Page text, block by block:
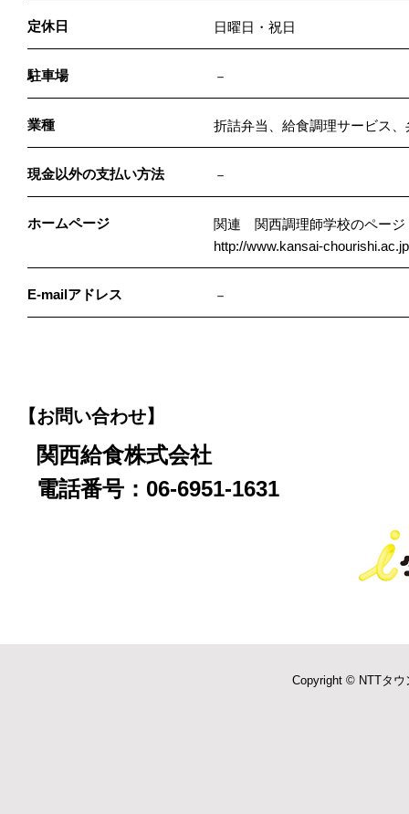
定休日 日曜日・祝日
駐車場 －
業種 折詰弁当、給食調理サービス
現金以外の支払い方法 －
ホームページ
関連 関西調理師学校のページ
http://www.kansai-chourishi.ac.jp
E-mailアドレス －
【お問い合わせ】
関西給食株式会社
電話番号：06-6951-1631
Copyright © NTTタウ